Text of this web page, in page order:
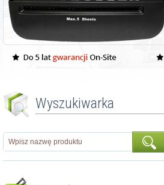
Wyszukiwarka